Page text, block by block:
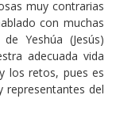
muy contrarias
con muchas
Yeshúa (Jesús)
adecuada vida
los retos, pues es
representantes del